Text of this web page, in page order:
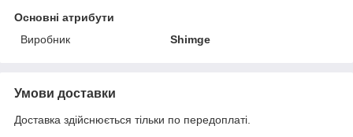
Основні атрибути
Виробник
Shimge
Умови доставки
Доставка здійснюється тільки по передоплаті.